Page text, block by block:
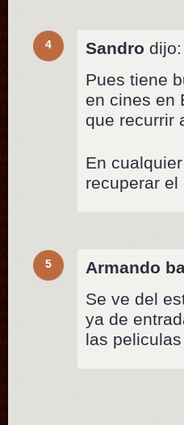
4 Sandro dijo:
Pues tiene
en cines en
que recurrir
En
recuperar
5 Armando
Se ve del
ya de
las peliculas